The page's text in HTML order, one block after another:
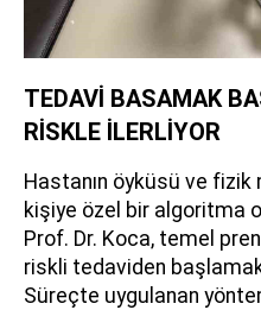
TEDAVİ BASAMAK
RİSKLE İLERLİYOR
Hastanın öyküsü ve fizik
kişiye özel bir algoritma
Prof. Dr. Koca, temel
riskli tedaviden
Süreçte uygulanan